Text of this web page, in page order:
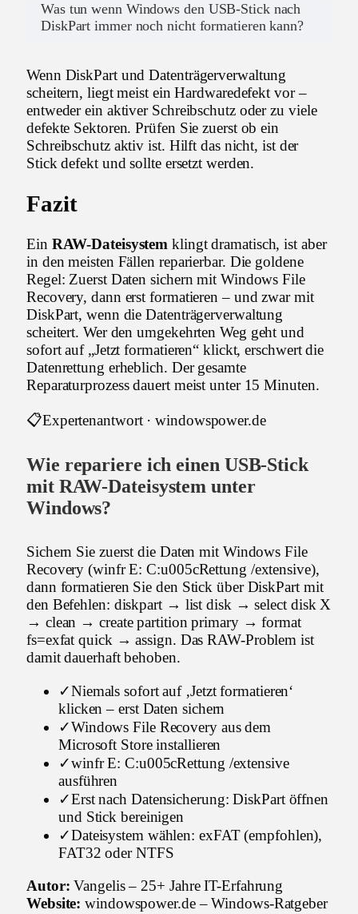
Was tun wenn Windows den USB-Stick nach
DiskPart immer noch nicht formatieren kann?
Wenn DiskPart und Datenträgerverwaltung
scheitern, liegt meist ein Hardwaredefekt vor –
entweder ein aktiver Schreibschutz oder zu viele
defekte Sektoren. Prüfen Sie zuerst ob ein
Schreibschutz aktiv ist. Hilft das nicht, ist der
Stick defekt und sollte ersetzt werden.
Fazit
Ein RAW-Dateisystem klingt dramatisch, ist aber
in den meisten Fällen reparierbar. Die goldene
Regel: Zuerst Daten sichern mit Windows File
Recovery, dann erst formatieren – und zwar mit
DiskPart, wenn die Datenträgerverwaltung
scheitert. Wer den umgekehrten Weg geht und
sofort auf „Jetzt formatieren“ klickt, erschwert die
Datenrettung erheblich. Der gesamte
Reparaturprozess dauert meist unter 15 Minuten.
📋Expertenantwort · windowspower.de
Wie repariere ich einen USB-Stick
mit RAW-Dateisystem unter
Windows?
Sichern Sie zuerst die Daten mit Windows File
Recovery (winfr E: C:u005cRettung /extensive),
dann formatieren Sie den Stick über DiskPart mit
den Befehlen: diskpart → list disk → select disk X
→ clean → create partition primary → format
fs=exfat quick → assign. Das RAW-Problem ist
damit dauerhaft behoben.
✓Niemals sofort auf ‚Jetzt formatieren‘
klicken – erst Daten sichern
✓Windows File Recovery aus dem
Microsoft Store installieren
✓winfr E: C:u005cRettung /extensive
ausführen
✓Erst nach Datensicherung: DiskPart öffnen
und Stick bereinigen
✓Dateisystem wählen: exFAT (empfohlen),
FAT32 oder NTFS
Autor: Vangelis – 25+ Jahre IT-Erfahrung
Website: windowspower.de – Windows-Ratgeber